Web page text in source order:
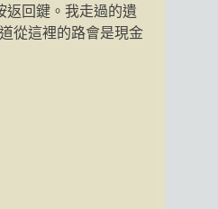
返回鍵。我走過的遺
從這裡的路會是現金